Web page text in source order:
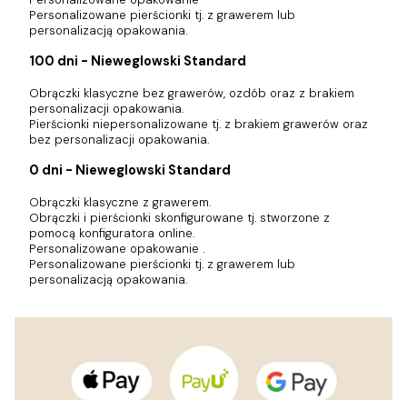
Personalizowane pierścionki tj. z grawerem lub
personalizacją opakowania.
100 dni - Nieweglowski Standard
Obrączki klasyczne bez grawerów, ozdób oraz z brakiem
personalizacji opakowania.
Pierścionki niepersonalizowane tj. z brakiem grawerów oraz
bez personalizacji opakowania.
0 dni - Nieweglowski Standard
Obrączki klasyczne z grawerem.
Obrączki i pierścionki skonfigurowane tj. stworzone z
pomocą konfiguratora online.
Personalizowane opakowanie .
Personalizowane pierścionki tj. z grawerem lub
personalizacją opakowania.